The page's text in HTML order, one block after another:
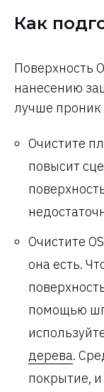
Как
Поверхность
нанесению
лучше проник
Очистите
повысит
Очистите
она есть.
помощью
дерева.
покрытие,